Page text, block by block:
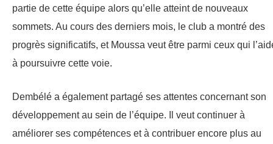
partie de cette équipe alors qu’elle atteint de nouveaux
sommets. Au cours des derniers mois, le club a montré des
progrès significatifs, et Moussa veut être parmi ceux qui
à poursuivre cette voie.
Dembélé a également partagé ses attentes concernant son
développement au sein de l’équipe. Il veut continuer à
améliorer ses compétences et à contribuer encore plus au